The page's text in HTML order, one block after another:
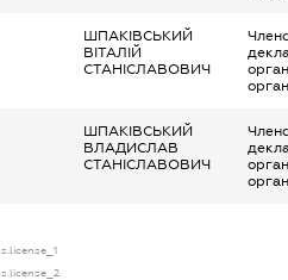
ШПАКІВСЬКИЙ
ВІТАЛІЙ
СТАНІСЛАВОВИЧ
ШПАКІВСЬКИЙ
ВЛАДИСЛАВ
СТАНІСЛАВОВИЧ